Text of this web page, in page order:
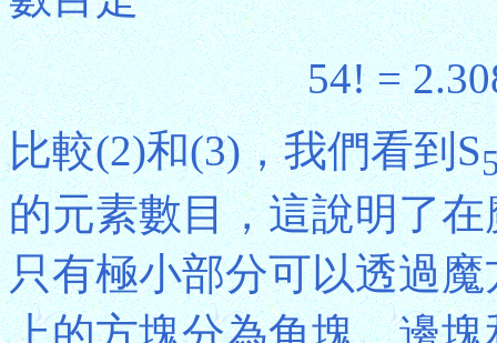
54! =
比較(2)和(3)，我們看到S
的元素數目，這說明了
只有極小部分可以透過
上的方塊分為角塊、邊